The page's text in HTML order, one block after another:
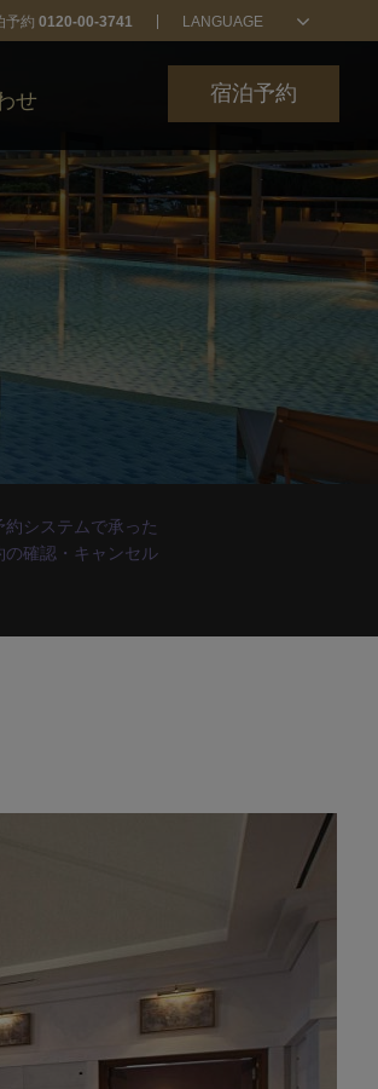
LANGUAGE
予約 0120-00-3741
宿泊予約
せ
システムで承った
の確認・キャンセル